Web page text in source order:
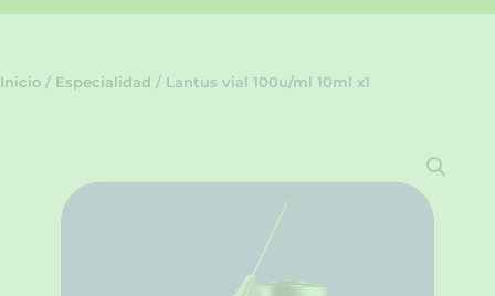
Inicio / Especialidad / Lantus vial 100u/ml 10ml x1